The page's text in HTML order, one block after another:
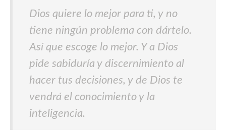
Dios quiere lo mejor para ti, y no
tiene ningún problema con dártelo.
Así que escoge lo mejor. Y a Dios
pide sabiduría y discernimiento al
hacer tus decisiones, y de Dios te
vendrá el conocimiento y la
inteligencia.